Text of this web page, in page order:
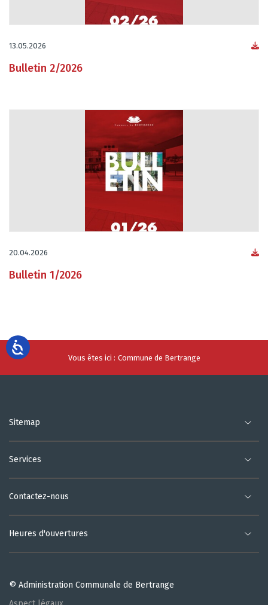
13.05.2026
Bulletin 2/2026
20.04.2026
Bulletin 1/2026
Vous êtes ici : Commune de Bertrange
Sitemap
Services
Contactez-nous
Heures d'ouvertures
© Administration Communale de Bertrange